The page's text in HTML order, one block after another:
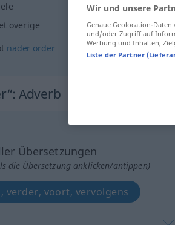
overige
nader order
: Adverb
Übersetzungen
die Übersetzung anklicken/antippen)
verder, voort, vervolgens
Wir und unsere
Genaue Geolocation-
und/oder Zugriff auf
Werbung und Inhalten,
Liste der Partner